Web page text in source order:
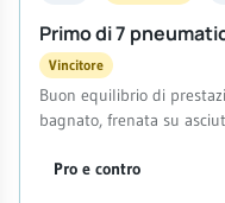
Primo di 7
Vincitore
Buon equilibrio di
bagnato, frenata su
Pro e contro